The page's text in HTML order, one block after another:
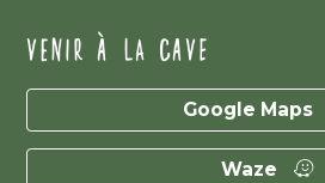
VENIR À LA CAVE
Google Maps
Waze